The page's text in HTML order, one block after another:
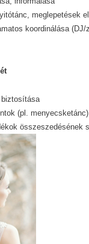
meglepetések
koordinálása (DJ/
biztosítása
(pl.
összeszedésének